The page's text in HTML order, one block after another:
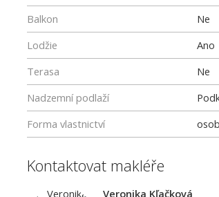
Balkon
Ne
Lodžie
Ano
Terasa
Ne
Nadzemní podlaží
Forma vlastnictví
Kontaktovat makléře
Veronika Kľačková